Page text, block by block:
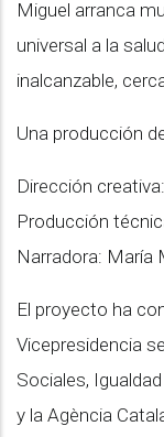
Miguel arranca
universal a la
inalcanzable,
Una producción
Dirección
Producción
Narradora: María
El proyecto ha
Vicepresidencia
Sociales,
y la Agència